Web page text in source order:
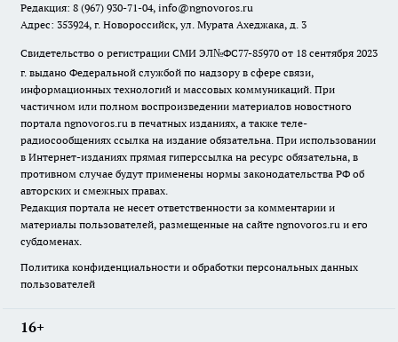
Редакция: 8 (967) 930-71-04, info@ngnovoros.ru
Адрес: 353924, г. Новороссийск, ул. Мурата Ахеджака, д. 3
Свидетельство о регистрации СМИ ЭЛ№ФС77-85970 от 18 сентября 2023
г. выдано Федеральной службой по надзору в сфере связи,
информационных технологий и массовых коммуникаций. При
частичном или полном воспроизведении материалов новостного
портала ngnovoros.ru в печатных изданиях, а также теле-
радиосообщениях ссылка на издание обязательна. При использовании
в Интернет-изданиях прямая гиперссылка на ресурс обязательна, в
противном случае будут применены нормы законодательства РФ об
авторских и смежных правах.
Редакция портала не несет ответственности за комментарии и
материалы пользователей, размещенные на сайте ngnovoros.ru и его
субдоменах.
Политика конфиденциальности и обработки персональных данных
пользователей
16+